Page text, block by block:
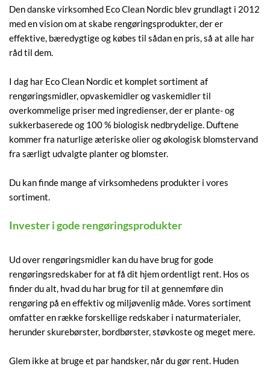
Den danske virksomhed Eco Clean Nordic blev grundlagt i 2012
med en vision om at skabe rengøringsprodukter, der er
effektive, bæredygtige og købes til sådan en pris, så at alle har
råd til dem.
I dag har Eco Clean Nordic et komplet sortiment af
rengøringsmidler, opvaskemidler og vaskemidler til
overkommelige priser med ingredienser, der er plante- og
sukkerbaserede og 100 % biologisk nedbrydelige. Duftene
kommer fra naturlige æteriske olier og økologisk blomstervand
fra særligt udvalgte planter og blomster.
Du kan finde mange af virksomhedens produkter i vores
sortiment.
Invester i gode rengøringsprodukter
Ud over rengøringsmidler kan du have brug for gode
rengøringsredskaber for at få dit hjem ordentligt rent. Hos os
finder du alt, hvad du har brug for til at gennemføre din
rengøring på en effektiv og miljøvenlig måde. Vores sortiment
omfatter en række forskellige redskaber i naturmaterialer,
herunder skurebørster, bordbørster, støvkoste og meget mere.
Glem ikke at bruge et par handsker, når du gør rent. Huden